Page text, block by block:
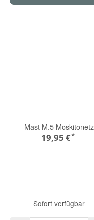
Mast M.5 Moskitonetz
19,95 €*
Sofort verfügbar